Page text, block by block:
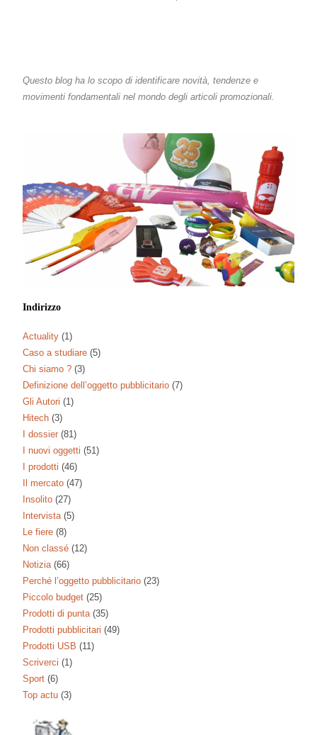
Questo blog ha lo scopo di identificare novità, tendenze e
movimenti fondamentali nel mondo degli articoli promozionali.
Indirizzo
Actuality (1)
Caso a studiare (5)
Chi siamo ? (3)
Definizione dell’oggetto pubblicitario (7)
Gli Autori (1)
Hitech (3)
I dossier (81)
I nuovi oggetti (51)
I prodotti (46)
Il mercato (47)
Insolito (27)
Intervista (5)
Le fiere (8)
Non classé (12)
Notizia (66)
Perché l’oggetto pubblicitario (23)
Piccolo budget (25)
Prodotti di punta (35)
Prodotti pubblicitari (49)
Prodotti USB (11)
Scriverci (1)
Sport (6)
Top actu (3)